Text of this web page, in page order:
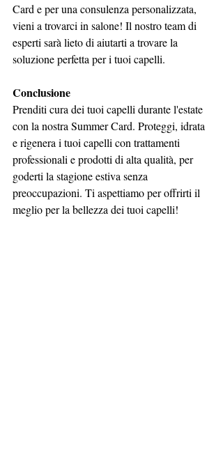
Card e per una consulenza personalizzata,
vieni a trovarci in salone! Il nostro team di
esperti sarà lieto di aiutarti a trovare la
soluzione perfetta per i tuoi capelli.
Conclusione
Prenditi cura dei tuoi capelli durante l'estate
con la nostra Summer Card. Proteggi, idrata
e rigenera i tuoi capelli con trattamenti
professionali e prodotti di alta qualità, per
goderti la stagione estiva senza
preoccupazioni. Ti aspettiamo per offrirti il
meglio per la bellezza dei tuoi capelli!